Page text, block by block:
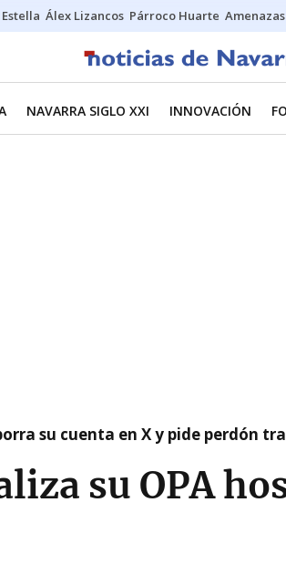
Álex Lizancos Párroco Huarte Amenazas
NAVARRA SIGLO XXI INNOVACIÓN
su cuenta en X y pide perdón
su OPA